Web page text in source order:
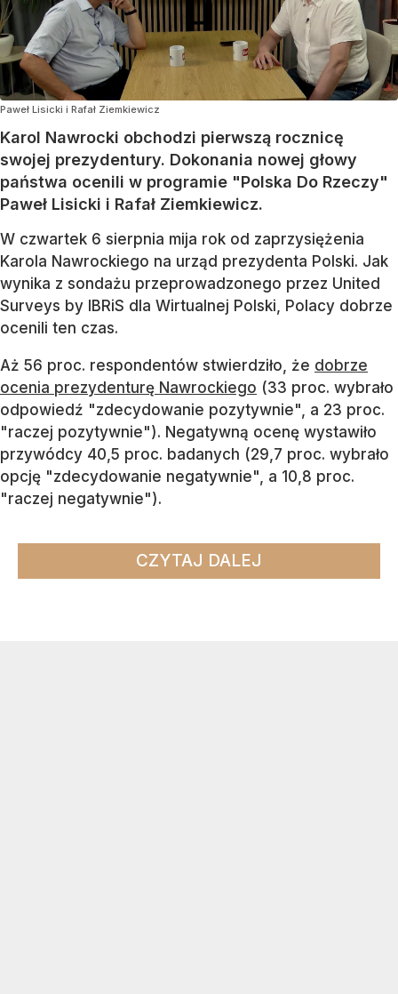
Paweł Lisicki i Rafał Ziemkiewicz
Karol Nawrocki obchodzi pierwszą rocznicę
swojej prezydentury. Dokonania nowej głowy
państwa ocenili w programie "Polska Do Rzeczy"
Paweł Lisicki i Rafał Ziemkiewicz.
W czwartek 6 sierpnia mija rok od zaprzysiężenia
Karola Nawrockiego na urząd prezydenta Polski. Jak
wynika z sondażu przeprowadzonego przez United
Surveys by IBRiS dla Wirtualnej Polski, Polacy dobrze
ocenili ten czas.
Aż 56 proc. respondentów stwierdziło, że dobrze
ocenia prezydenturę Nawrockiego (33 proc. wybrało
odpowiedź "zdecydowanie pozytywnie", a 23 proc.
"raczej pozytywnie"). Negatywną ocenę wystawiło
przywódcy 40,5 proc. badanych (29,7 proc. wybrało
opcję "zdecydowanie negatywnie", a 10,8 proc.
"raczej negatywnie").
CZYTAJ DALEJ